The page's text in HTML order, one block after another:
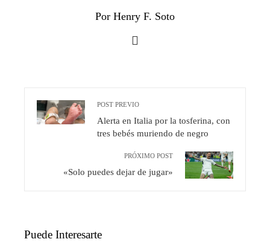
Por Henry F. Soto
POST PREVIO
Alerta en Italia por la tosferina, con
tres bebés muriendo de negro
PRÓXIMO POST
«Solo puedes dejar de jugar»
Puede Interesarte